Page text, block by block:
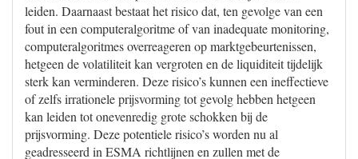
leiden. Daarnaast bestaat het risico dat, ten gevolge van een
fout in een computeralgoritme of van inadequate monitoring,
computeralgoritmes overreageren op marktgebeurtenissen,
hetgeen de volatiliteit kan vergroten en de liquiditeit tijdelijk
sterk kan verminderen. Deze risico’s kunnen een ineffectieve
of zelfs irrationele prijsvorming tot gevolg hebben hetgeen
kan leiden tot onevenredig grote schokken bij de
prijsvorming. Deze potentiele risico’s worden nu al
geadresseerd in ESMA richtlijnen en zullen met de